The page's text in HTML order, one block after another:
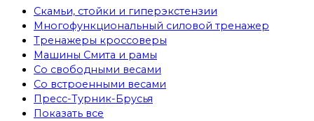
Скамьи, стойки и гиперэкстензии
Многофункциональный силовой тренажер
Тренажеры кроссоверы
Машины Смита и рамы
Со свободными весами
Со встроенными весами
Пресс-Турник-Брусья
Показать все